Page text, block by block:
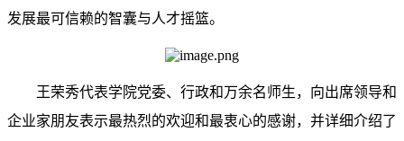
发展最可信赖的智囊与人才摇篮。
王荣秀代表学院党委、行政和万余名师生，向出席领导和
企业家朋友表示最热烈的欢迎和最衷心的感谢，并详细介绍了